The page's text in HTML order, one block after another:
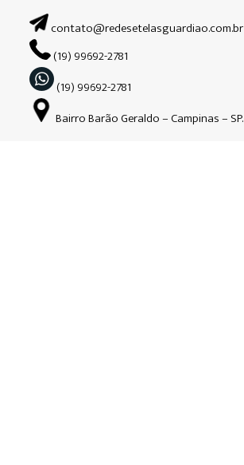
contato@redesetelasguardiao.com.br
(19) 99692-2781
(19) 99692-2781
Bairro Barão Geraldo – Campinas – SP.